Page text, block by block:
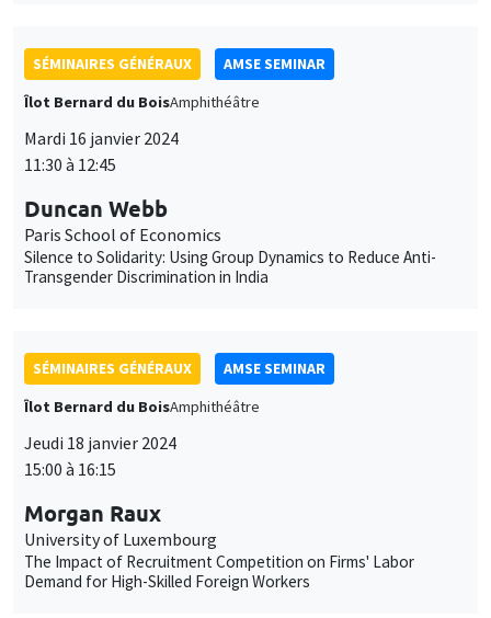
SÉMINAIRES GÉNÉRAUX
AMSE SEMINAR
Îlot Bernard du BoisAmphithéâtre
Mardi 16 janvier 2024
11:30 à 12:45
Duncan Webb
Paris School of Economics
Silence to Solidarity: Using Group Dynamics to Reduce Anti-
Transgender Discrimination in India
SÉMINAIRES GÉNÉRAUX
AMSE SEMINAR
Îlot Bernard du BoisAmphithéâtre
Jeudi 18 janvier 2024
15:00 à 16:15
Morgan Raux
University of Luxembourg
The Impact of Recruitment Competition on Firms' Labor
Demand for High-Skilled Foreign Workers